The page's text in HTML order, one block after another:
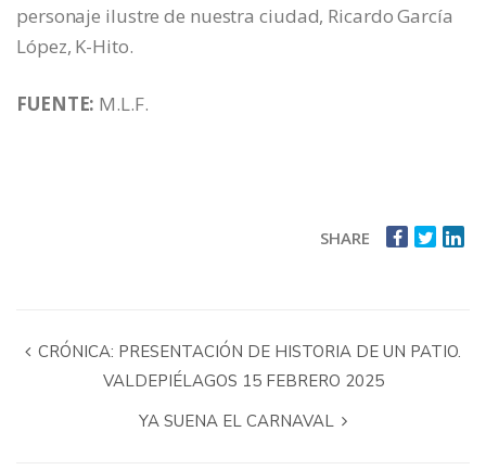
personaje ilustre de nuestra ciudad, Ricardo García
López, K-Hito.
FUENTE: M.L.F.
SHARE
CRÓNICA: PRESENTACIÓN DE HISTORIA DE UN PATIO.
VALDEPIÉLAGOS 15 FEBRERO 2025
YA SUENA EL CARNAVAL